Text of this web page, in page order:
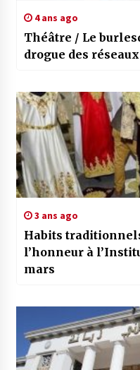
4 ans ago
Théâtre / Le
drogue des
3 ans ago
Habits
l’honneur à
mars